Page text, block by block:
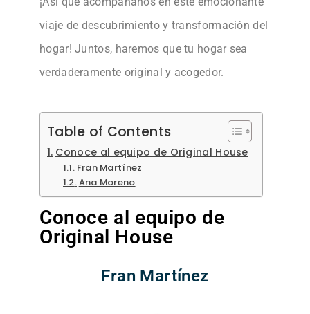
viaje de descubrimiento y transformación del
hogar! Juntos, haremos que tu hogar sea
verdaderamente original y acogedor.
Table of Contents
Conoce al equipo de Original House
Fran Martínez
Ana Moreno
Conoce al equipo de
Original House
Fran Martínez